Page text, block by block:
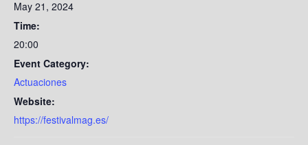
May 21, 2024
Time:
20:00
Event Category:
Actuaciones
Website:
https://festivalmag.es/